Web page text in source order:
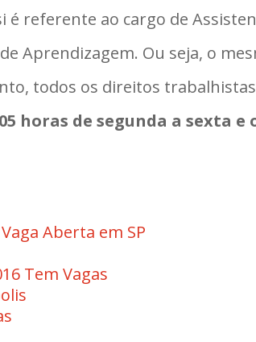
é referente ao cargo de
Aprendizagem. Ou seja, o
todos os direitos
horas de segunda a sexta
Aberta em SP
Tem Vagas